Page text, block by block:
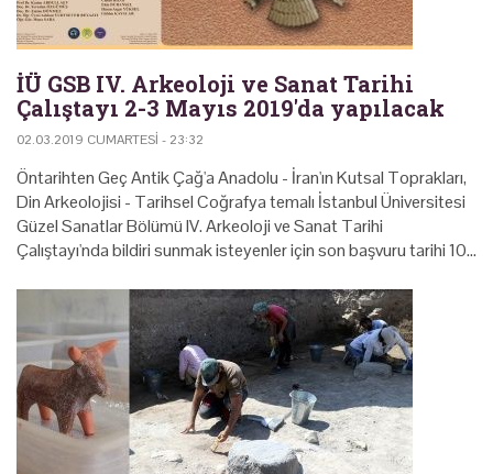
İÜ GSB IV. Arkeoloji ve Sanat Tarihi
Çalıştayı 2-3 Mayıs 2019'da yapılacak
02.03.2019 CUMARTESI - 23:32
Öntarihten Geç Antik Çağ'a Anadolu - İran'ın Kutsal Toprakları,
Din Arkeolojisi - Tarihsel Coğrafya temalı İstanbul Üniversitesi
Güzel Sanatlar Bölümü IV. Arkeoloji ve Sanat Tarihi
Çalıştayı'nda bildiri sunmak isteyenler için son başvuru tarihi 10…